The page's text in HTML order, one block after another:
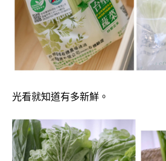
光看就知道有多新鮮。